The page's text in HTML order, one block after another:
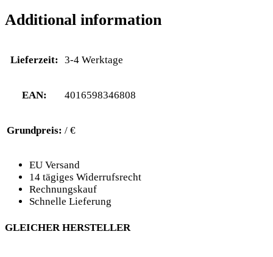
Additional information
Lieferzeit: 3-4 Werktage
EAN: 4016598346808
Grundpreis: / €
EU Versand
14 tägiges Widerrufsrecht
Rechnungskauf
Schnelle Lieferung
GLEICHER HERSTELLER